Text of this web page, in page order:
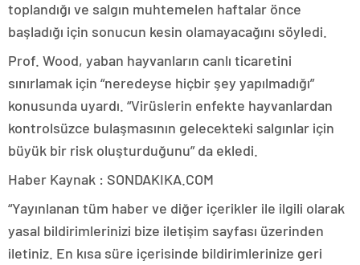
toplandığı ve salgın muhtemelen haftalar önce
başladığı için sonucun kesin olamayacağını söyledi.
Prof. Wood, yaban hayvanların canlı ticaretini
sınırlamak için “neredeyse hiçbir şey yapılmadığı”
konusunda uyardı. “Virüslerin enfekte hayvanlardan
kontrolsüzce bulaşmasının gelecekteki salgınlar için
büyük bir risk oluşturduğunu” da ekledi.
Haber Kaynak : SONDAKIKA.COM
“Yayınlanan tüm haber ve diğer içerikler ile ilgili olarak
yasal bildirimlerinizi bize iletişim sayfası üzerinden
iletiniz. En kısa süre içerisinde bildirimlerinize geri